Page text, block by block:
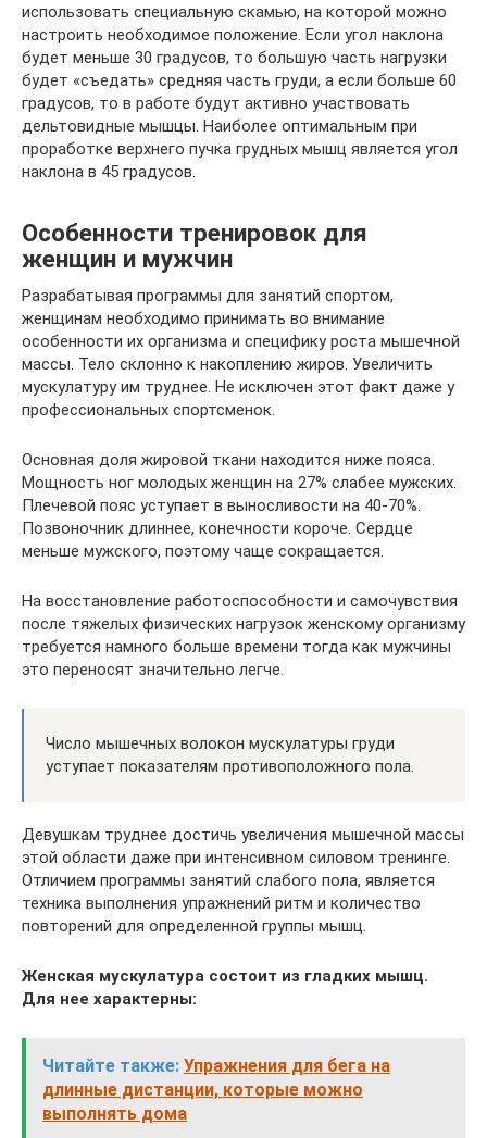
использовать специальную скамью, на которой можно
настроить необходимое положение. Если угол наклона
будет меньше 30 градусов, то большую часть нагрузки
будет «съедать» средняя часть груди, а если больше 60
градусов, то в работе будут активно участвовать
дельтовидные мышцы. Наиболее оптимальным при
проработке верхнего пучка грудных мышц является угол
наклона в 45 градусов.
Особенности тренировок для
женщин и мужчин
Разрабатывая программы для занятий спортом,
женщинам необходимо принимать во внимание
особенности их организма и специфику роста мышечной
массы. Тело склонно к накоплению жиров. Увеличить
мускулатуру им труднее. Не исключен этот факт даже у
профессиональных спортсменок.
Основная доля жировой ткани находится ниже пояса.
Мощность ног молодых женщин на 27% слабее мужских.
Плечевой пояс уступает в выносливости на 40-70%.
Позвоночник длиннее, конечности короче. Сердце
меньше мужского, поэтому чаще сокращается.
На восстановление работоспособности и самочувствия
после тяжелых физических нагрузок женскому организму
требуется намного больше времени тогда как мужчины
это переносят значительно легче.
Число мышечных волокон мускулатуры груди
уступает показателям противоположного пола.
Девушкам труднее достичь увеличения мышечной массы
этой области даже при интенсивном силовом тренинге.
Отличием программы занятий слабого пола, является
техника выполнения упражнений ритм и количество
повторений для определенной группы мышц.
Женская мускулатура состоит из гладких мышц.
Для нее характерны:
Читайте также: Упражнения для бега на
длинные дистанции, которые можно
выполнять дома